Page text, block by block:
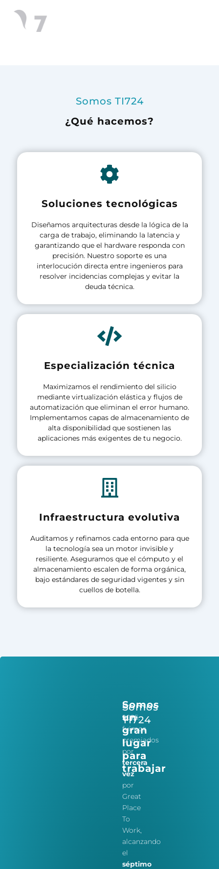
Somos TI724
¿Qué hacemos?
Soluciones tecnológicas
Diseñamos arquitecturas desde la lógica de la
carga de trabajo, eliminando la latencia y
garantizando que el hardware responda con
precisión. Nuestro soporte es una
interlocución directa entre ingenieros para
resolver incidencias complejas y evitar la
deuda técnica.
Especialización técnica
Maximizamos el rendimiento del silicio
mediante virtualización elástica y flujos de
automatización que eliminan el error humano.
Implementamos capas de almacenamiento de
alta disponibilidad que sostienen las
aplicaciones más exigentes de tu negocio.
Infraestructura evolutiva
Auditamos y refinamos cada entorno para que
la tecnología sea un motor invisible y
resiliente. Aseguramos que el cómputo y el
almacenamiento escalen de forma orgánica,
bajo estándares de seguridad vigentes y sin
cuellos de botella.
Somos
TI724
Somos
un
gran
lugar
para
trabajar
En
2025,
fuimos
premiados
por
tercera
vez
por
Great
Place
To
Work,
alcanzando
el
séptimo